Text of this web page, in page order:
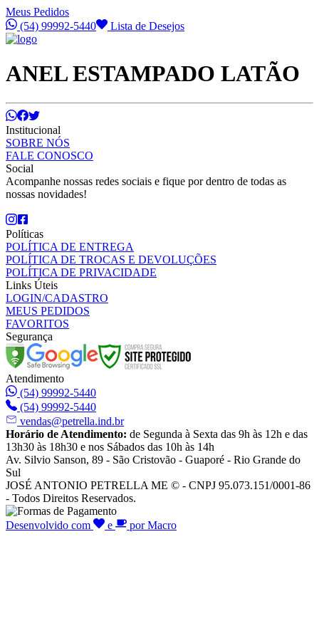
Meus Pedidos
(54) 99992-5440
Lista de Desejos
ANEL ESTAMPADO LATÃO
Institucional
SOBRE NÓS
FALE CONOSCO
Social
Acompanhe nossas redes sociais e fique por dentro de todas as
nossas novidades!
Políticas
POLÍTICA DE ENTREGA
POLÍTICA DE TROCAS E DEVOLUÇÕES
POLÍTICA DE PRIVACIDADE
Links Úteis
LOGIN/CADASTRO
MEUS PEDIDOS
FAVORITOS
Segurança
Atendimento
(54) 99992-5440
(54) 99992-5440
vendas@petrella.ind.br
Horário de Atendimento: de Segunda à Sexta das 9h às 12h e das
13h30 às 18h30 e nos Sábados das 10h às 14h
Av. Silvio Sanson, 89 - São Cristovão - Guaporé - Rio Grande do
Sul
JOSÉ ANTONIO PETRELLA ME © - CNPJ 95.073.151/0001-86
- Todos Direitos Reservados.
Desenvolvido com e por Macro